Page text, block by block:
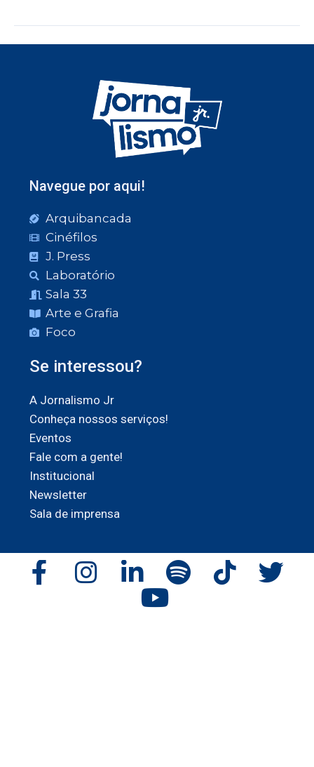
Navegue por aqui!
Arquibancada
Cinéfilos
J. Press
Laboratório
Sala 33
Arte e Grafia
Foco
Se interessou?
A Jornalismo Jr
Conheça nossos serviços!
Eventos
Fale com a gente!
Institucional
Newsletter
Sala de imprensa